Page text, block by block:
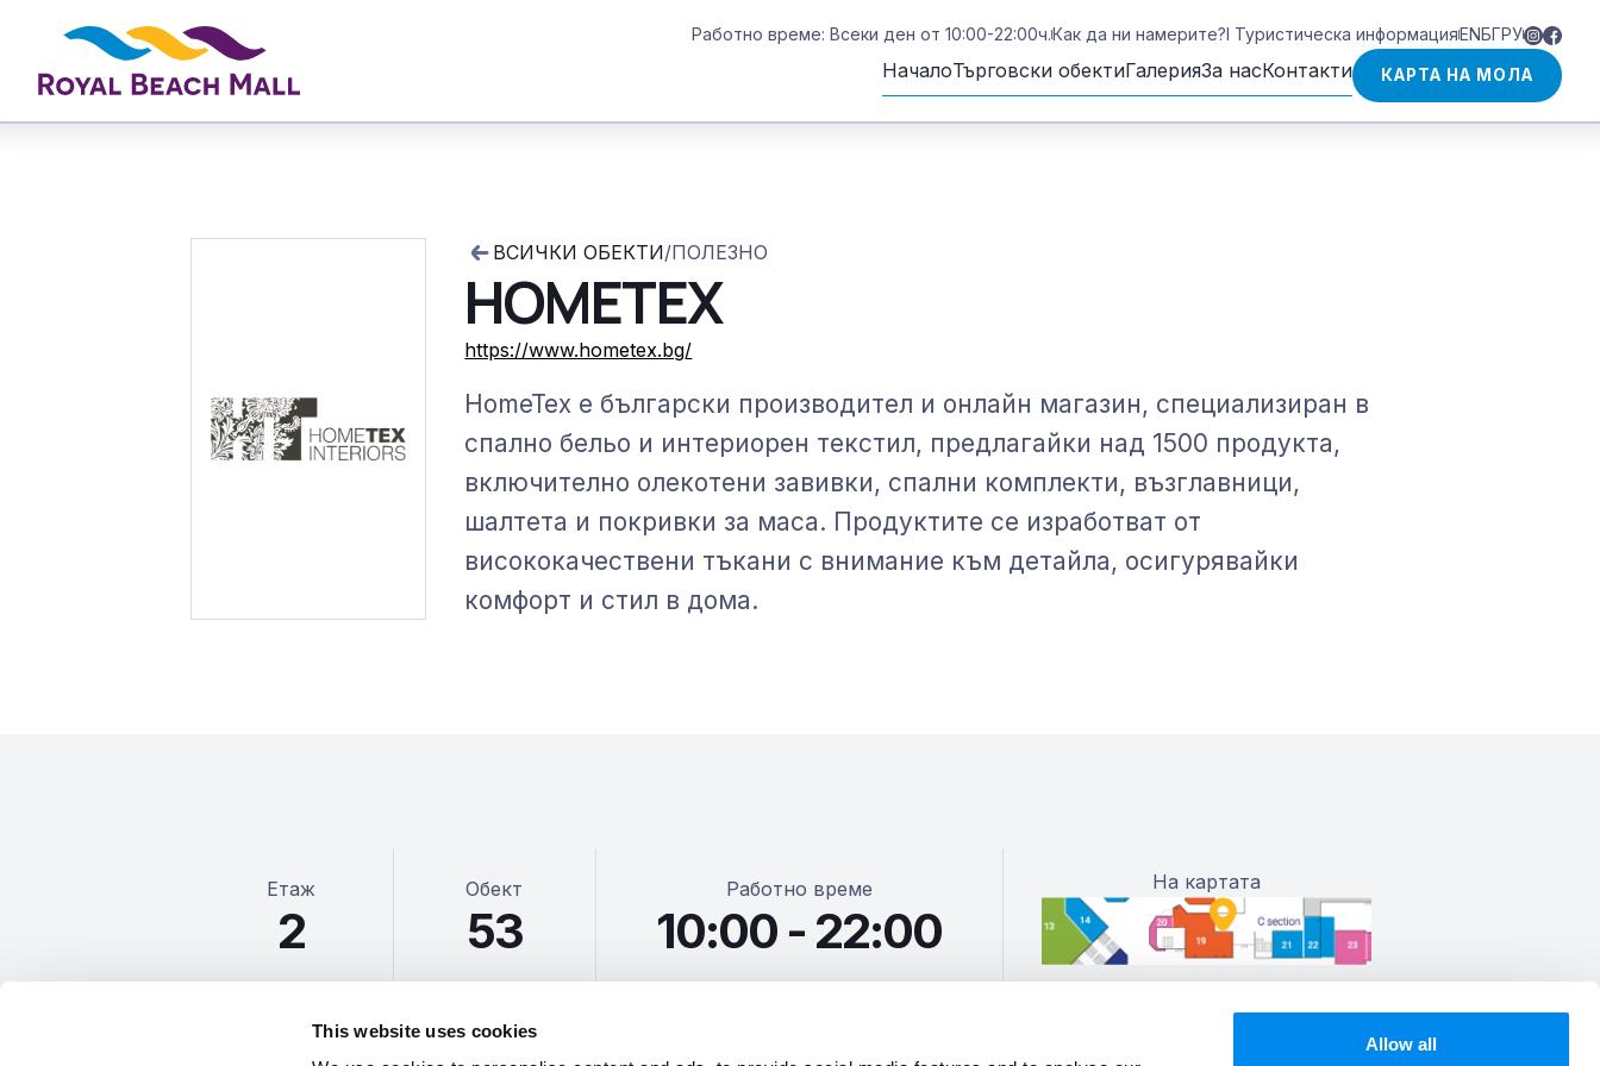
This website uses cookies
Allow all
Работно време: Всеки ден от 10:00-22:00ч.Как да ни намерите?I Туристическа информацияENБГРУ
НачалоТърговски обектиГалерияЗа насКонтакти КАРТА НА МОЛА
ВСИЧКИ ОБЕКТИ/ПОЛЕЗНО
HOMETEX
https://www.hometex.bg/
​HomeTex е български производител и онлайн магазин, специализиран в
спално бельо и интериорен текстил, предлагайки над 1500 продукта,
включително олекотени завивки, спални комплекти, възглавници,
шалтета и покривки за маса. Продуктите се изработват от
висококачествени тъкани с внимание към детайла, осигурявайки
комфорт и стил в дома.
Етаж
2
Обект
53
Работно време
10:00 - 22:00
На картата